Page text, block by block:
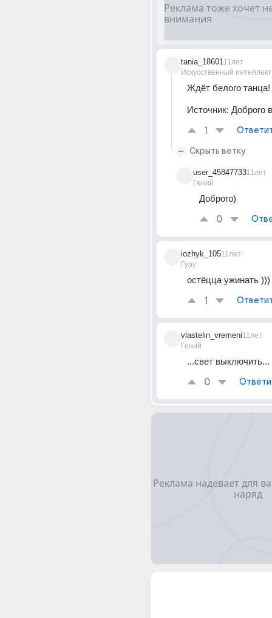
tania_18601
Искусственный интеллект
11лет
Ждёт белого танца!
Источник: Доброго
1
Скрыть ветку
user_45847733
Гений
11лет
Доброго)
0
iozhyk_105
Гуру
11лет
остёцца ужинать )))
1
vlastelin_vremeni
Гений
11лет
...свет выключить...
0